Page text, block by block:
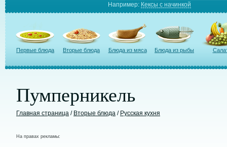
Например: Кексы с начинкой
Первые блюда Вторые блюда Блюда из мяса Блюда из рыбы
Пумперникель
Главная страница / Вторые блюда / Русская кухня
На правах рекламы: